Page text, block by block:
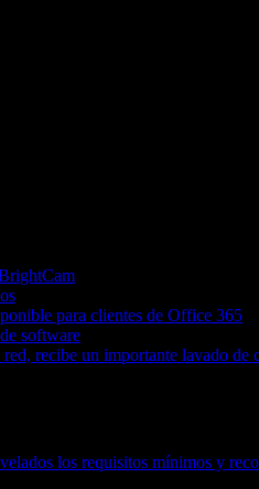
para clientes de Office 365
software
recibe un importante lavado de
los requisitos mínimos y